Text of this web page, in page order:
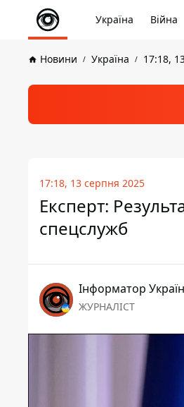
Україна Війна
Новини Україна 17:18,
17:18, 13 серпня 2025
Експерт:
спецслужб
Інформатор
ЖУРНАЛІСТ